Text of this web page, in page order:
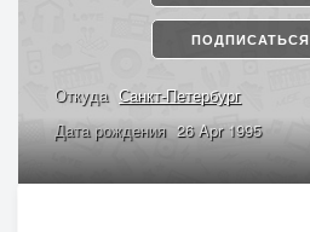
ПОДПИСАТЬСЯ
Откуда Санкт-Петербург
Дата рождения 26 Apr 1995